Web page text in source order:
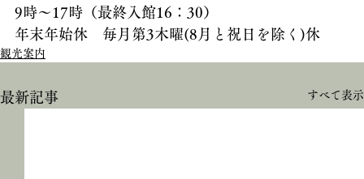
9時～17時（最終入館16：30）
年末年始休　毎月第3木曜(8月と祝日を除く)休
観光案内
最新記事 すべて表示